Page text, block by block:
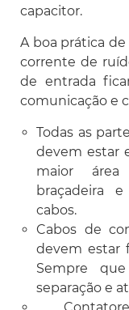
capacitor.
A boa prática
corrente de
de entrada
comunicação e
Todas as
devem estar
maior área
braçadeira
cabos.
Cabos de
devem estar
Sempre
separação e